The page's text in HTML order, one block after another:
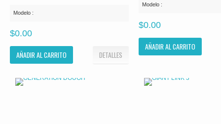
Modelo :
$0.00
DETALLES
AÑADIR AL CARRITO
Modelo :
$0.00
AÑADIR AL CARRITO